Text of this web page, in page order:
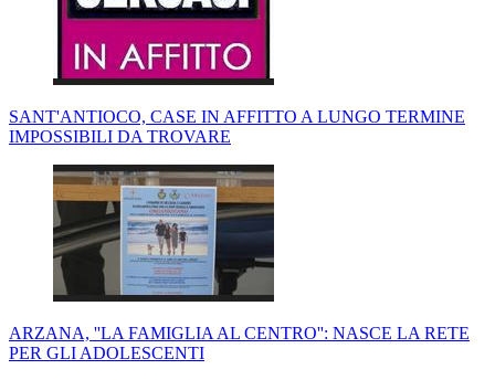
SANT'ANTIOCO, CASE IN AFFITTO A LUNGO TERMINE
IMPOSSIBILI DA TROVARE
ARZANA, ''LA FAMIGLIA AL CENTRO'': NASCE LA RETE
PER GLI ADOLESCENTI